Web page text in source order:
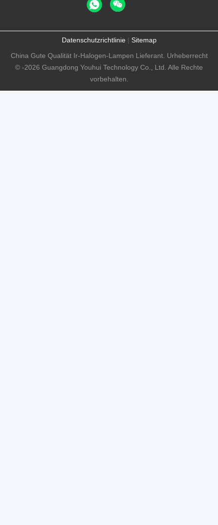
Datenschutzrichtlinie| Sitemap
China Gute Qualität Ir-Halogen-Lampen Lieferant. Urheberrecht
© -2026 Guangdong Youhui Technology Co., Ltd. Alle Rechte
vorbehalten.